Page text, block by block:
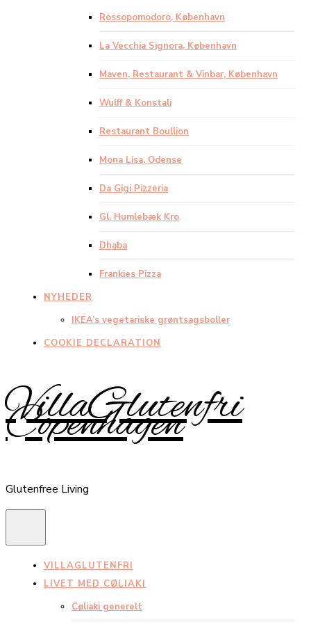
Rossopomodoro, København
La Vecchia Signora, København
Maven, Restaurant & Vinbar, København
Wulff & Konstali
Restaurant Boullion
Mona Lisa, Odense
Da Gigi Pizzeria
Gl. Humlebæk Kro
Dhaba
Frankies Pizza
NYHEDER
IKEA’s vegetariske grøntsagsboller
COOKIE DECLARATION
VillaGlutenfri
Copenhagen
Glutenfree Living
VILLAGLUTENFRI
LIVET MED CØLIAKI
Cøliaki generelt